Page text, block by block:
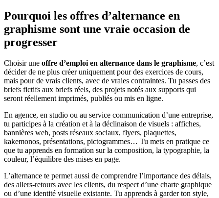
Pourquoi les offres d’alternance en
graphisme sont une vraie occasion de
progresser
Choisir une offre d’emploi en alternance dans le graphisme, c’est
décider de ne plus créer uniquement pour des exercices de cours,
mais pour de vrais clients, avec de vraies contraintes. Tu passes des
briefs fictifs aux briefs réels, des projets notés aux supports qui
seront réellement imprimés, publiés ou mis en ligne.
En agence, en studio ou au service communication d’une entreprise,
tu participes à la création et à la déclinaison de visuels : affiches,
bannières web, posts réseaux sociaux, flyers, plaquettes,
kakemonos, présentations, pictogrammes… Tu mets en pratique ce
que tu apprends en formation sur la composition, la typographie, la
couleur, l’équilibre des mises en page.
L’alternance te permet aussi de comprendre l’importance des délais,
des allers-retours avec les clients, du respect d’une charte graphique
ou d’une identité visuelle existante. Tu apprends à garder ton style,